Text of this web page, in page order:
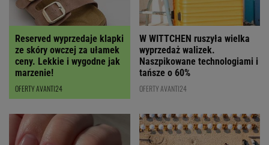
Reserved wyprzedaje klapki
ze skóry owczej za ułamek
ceny. Lekkie i wygodne jak
marzenie!
OFERTY AVANTI24
W WITTCHEN ruszyła wielka
wyprzedaż walizek.
Naszpikowane technologiami i
tańsze o 60%
OFERTY AVANTI24